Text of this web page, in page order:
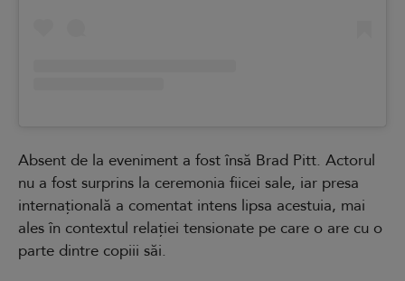
Absent de la eveniment a fost însă Brad Pitt. Actorul
nu a fost surprins la ceremonia fiicei sale, iar presa
internațională a comentat intens lipsa acestuia, mai
ales în contextul relației tensionate pe care o are cu o
parte dintre copiii săi.